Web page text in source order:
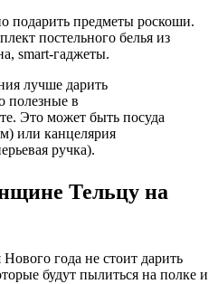
подарить предметы роскоши.
постельного белья из
smart-гаджеты.
лучше дарить
полезные в
Это может быть посуда
или канцелярия
ручка).
Тельцу на
года не стоит дарить
будут пылиться на полке и